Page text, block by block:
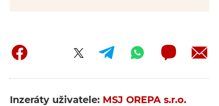
Inzeráty uživatele: MSJ OREPA s.r.o.